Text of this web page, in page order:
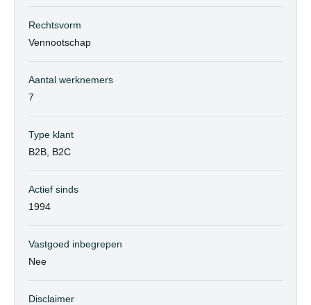
Rechtsvorm
Vennootschap
Aantal werknemers
7
Type klant
B2B, B2C
Actief sinds
1994
Vastgoed inbegrepen
Nee
Disclaimer